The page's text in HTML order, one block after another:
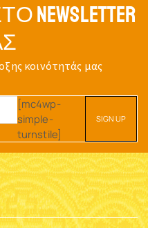
κοινότητάς μας
[mc4wp-
simple-
turnstile]